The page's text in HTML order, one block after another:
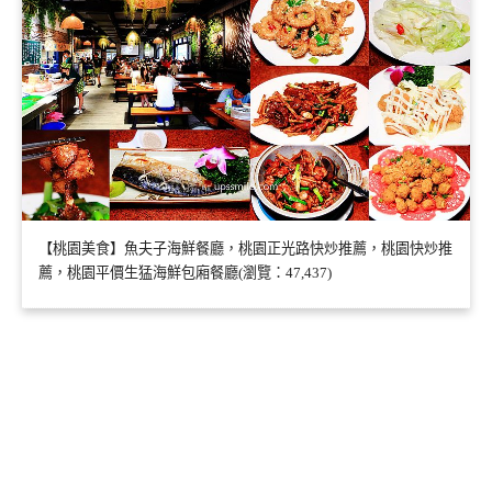
【桃園美食】魚夫子海鮮餐廳，桃園正光路快炒推薦，桃園快炒推
薦，桃園平價生猛海鮮包廂餐廳(瀏覽：47,437)